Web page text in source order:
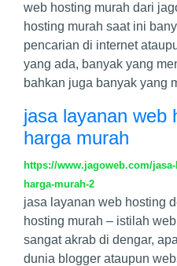
web hosting murah dari
hosting murah saat ini
pencarian di internet
yang ada, banyak yang
bahkan juga banyak yang
jasa layanan web
harga murah
https://www.jagoweb.com/
harga-murah-2
jasa layanan web hosting
hosting murah – istilah
sangat akrab di dengar,
dunia blogger ataupun